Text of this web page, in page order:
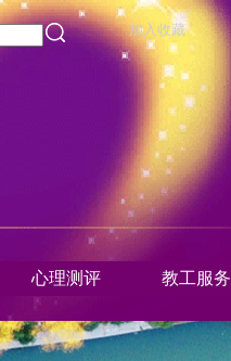
加入收藏
心理测评 教工服务